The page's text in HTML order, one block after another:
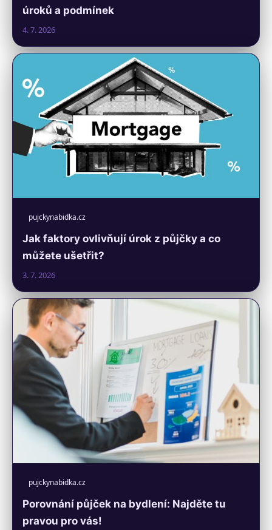
úroků a podmínek
4. 7. 2026
pujckynabidka.cz
Jak faktory ovlivňují úrok z půjčky a co
můžete ušetřit?
3. 7. 2026
pujckynabidka.cz
Porovnání půjček na bydlení: Najděte tu
pravou pro vás!